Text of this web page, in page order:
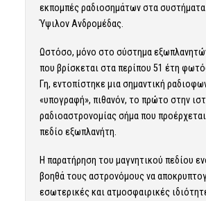
εκπομπές ραδιοσημάτων στα συστήματα
Ύψιλον Ανδρομέδας.
Ωστόσο, μόνο στο σύστημα
που βρίσκεται στα περίπου 51 έτη
Γη, εντοπίστηκε μια σημαντική
«υπογραφή», πιθανόν, το πρώτο στην
ραδιοαστρονομίας σήμα που
πεδίο εξωπλανήτη.
Η παρατήρηση του μαγνητικού πεδίου
βοηθά τους αστρονόμους να
εσωτερικές και ατμοσφαιρικές